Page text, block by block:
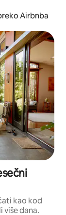
Airbnba
kao kod
više dana.